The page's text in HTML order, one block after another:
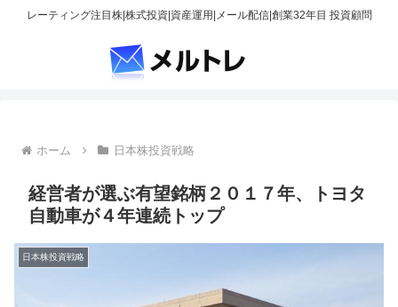
レーティング注目株|株式投資|資産運用|メール配信|創業32年目 投資顧問
ホーム 日本株投資戦略
経営者が選ぶ有望銘柄２０１７年、トヨタ
自動車が４年連続トップ
日本株投資戦略